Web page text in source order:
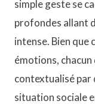
simple geste se
profondes allant
intense. Bien que
émotions,
contextualisé par
situation sociale